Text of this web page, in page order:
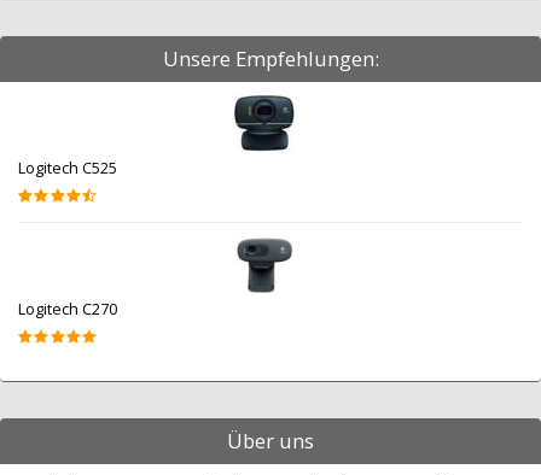
Unsere Empfehlungen:
Logitech C525
Logitech C270
Über uns